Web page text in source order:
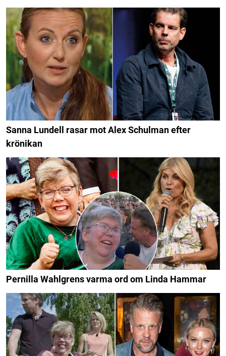
Sanna Lundell rasar mot Alex Schulman efter
krönikan
Pernilla Wahlgrens varma ord om Linda Hammar